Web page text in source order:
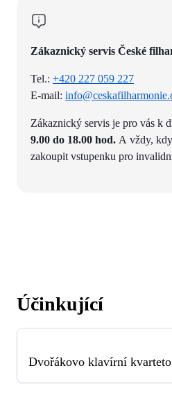
Zákaznický servis České
Tel.: +420 227 059 227
E-mail:
Zákaznický servis je pro vás k
9.00 do 18.00 hod. A vždy,
zakoupit vstupenku pro
Účinkující
Dvořákovo klavírní kvarteto